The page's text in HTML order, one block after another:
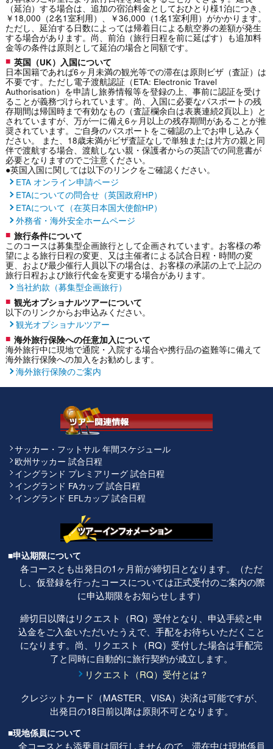
（延泊）する場合は、追加の宿泊料金としておひとり様1泊につき、
￥18,000（2名1室利用）、￥36,000（1名1室利用）がかかります。
ただし、延泊する日数によっては帰着日による航空券の差額が発生
する場合があります。尚、前泊（旅行日程を前に延ばす）も追加料
金等の条件は原則として延泊の場合と同額です。
英国（UK）入国について
日本国籍であれば6ヶ月未満の観光等での滞在は原則ビザ（査証）は
不要です。ただし電子渡航認証（ETA: Electronic Travel
Authorisation）を申請し旅券情報等を登録の上、事前に認証を受け
ることが義務づけられています。尚、入国に必要なパスポートの残
存期間は帰国時まで有効なもの（査証欄余白は表裏連続2頁以上）と
されていますが、万が一に備え6ヶ月以上の残存期間があることが推
奨されています。ご自身のパスポートをご確認の上でお申し込みく
ださい。 また、18歳未満がビザ査証なしで単独または片方の親と同
伴で渡航する場合、渡航しない親・保護者からの英語での同意書が
必要となりますのでご注意ください。
●英国入国に関しては以下のリンクをご確認ください。
ETA オンライン申請ページ
ETAについての問合せ（英国政府HP）
ETAについて（在英日本国大使館HP）
外務省・海外安全ホームページ
旅行条件について
このコースは募集型企画旅行として企画されています。お客様の希
望による旅行日程の変更、又は主催者による試合日程・時間の変
更、および最少催行人員以下の場合は、お客様の承諾の上で上記の
旅行日程および旅行代金を変更する場合があります。
当社約款（募集型企画旅行）
観光オプショナルツアーについて
以下のリンクからお申込みください。
観光オプショナルツアー
海外旅行保険への任意加入について
海外旅行中に現地で通院・入院する場合や携行品の盗難等に備えて
海外旅行保険への加入をお勧めします。
海外旅行保険のご案内
サッカー・フットサル 年間スケジュール
欧州サッカー 試合日程
イングランド プレミアリーグ 試合日程
イングランド FAカップ 試合日程
イングランド EFLカップ 試合日程
■申込期限について
各コースとも出発日の1ヶ月前が締切日となります。（ただ
し、仮登録を行ったコースについては正式受付のご案内の際
に申込期限をお知らせします）
締切日以降はリクエスト（RQ）受付となり、申込手続と申
込金をご入金いただいたうえで、手配をお待ちいただくこと
になります。尚、リクエスト（RQ）受付した場合は手配完
了と同時に自動的に旅行契約が成立します。
リクエスト（RQ）受付とは？
クレジットカード（MASTER、VISA）決済は可能ですが、
出発日の18日前以降は原則不可となります。
■現地係員について
全コースとも添乗員は同行しませんので、滞在中は現地係員